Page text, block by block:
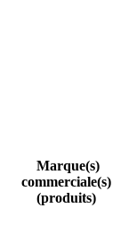
Marque(s)
commerciale(s)
(produits)